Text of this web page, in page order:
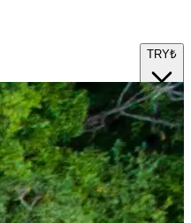
₺
TRY
ar